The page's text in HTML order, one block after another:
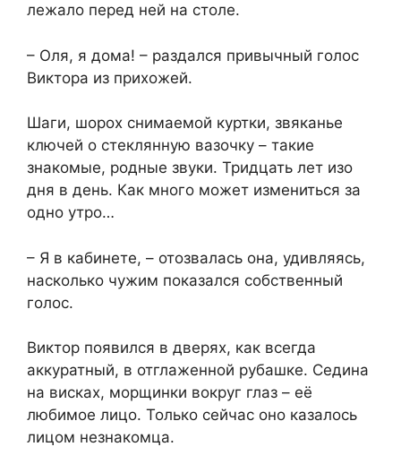
лежало перед ней на столе.
– Оля, я дома! – раздался привычный голос
Виктора из прихожей.
Шаги, шорох снимаемой куртки, звяканье
ключей о стеклянную вазочку – такие
знакомые, родные звуки. Тридцать лет изо
дня в день. Как много может измениться за
одно утро…
– Я в кабинете, – отозвалась она, удивляясь,
насколько чужим показался собственный
голос.
Виктор появился в дверях, как всегда
аккуратный, в отглаженной рубашке. Седина
на висках, морщинки вокруг глаз – её
любимое лицо. Только сейчас оно казалось
лицом незнакомца.